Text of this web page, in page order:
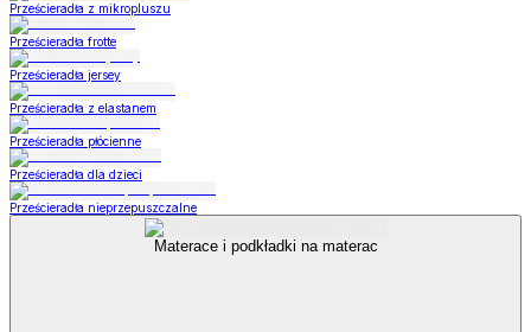
Prześcieradła z mikropluszu
Prześcieradła frotte
Prześcieradła jersey
Prześcieradła z elastanem
Prześcieradła płócienne
Prześcieradła dla dzieci
Prześcieradła nieprzepuszczalne
Materace i podkładki na materac